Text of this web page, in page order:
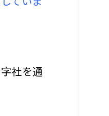
社を通